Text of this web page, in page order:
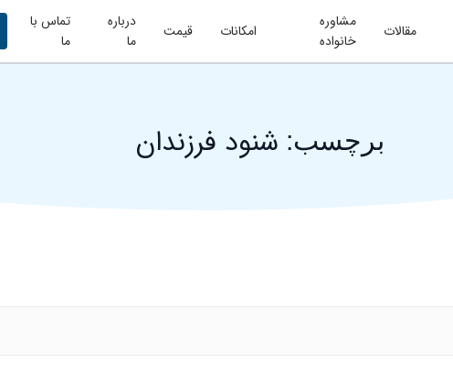
مقالات
مشاوره
خانواده
امکانات قیمت
درباره
ما
تماس با
ما
برچسب: شنود فرزندان